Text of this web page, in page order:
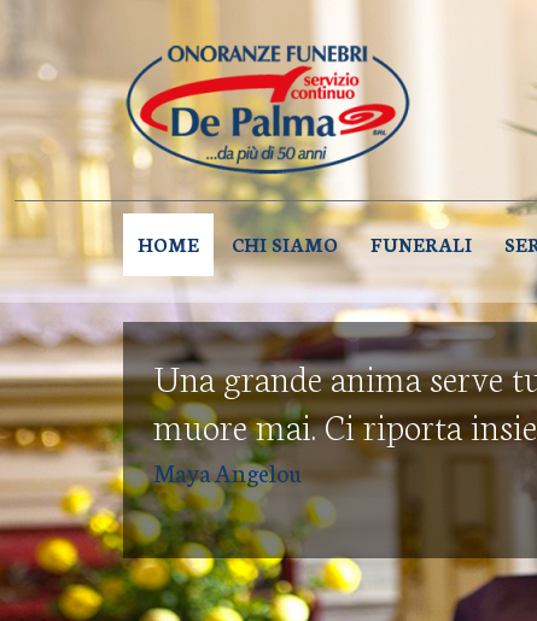
Onoranze
HOME CHI SIAMO FUNERALI
Una grande anima serve
muore mai. Ci riporta
Maya Angelou